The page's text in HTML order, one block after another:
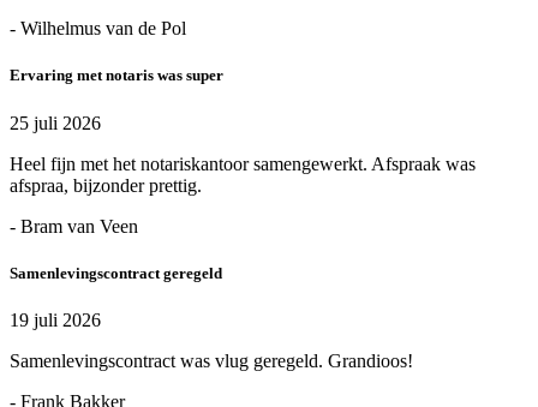
- Wilhelmus van de Pol
Ervaring met notaris was super
25 juli 2026
Heel fijn met het notariskantoor samengewerkt. Afspraak was
afspraa, bijzonder prettig.
- Bram van Veen
Samenlevingscontract geregeld
19 juli 2026
Samenlevingscontract was vlug geregeld. Grandioos!
- Frank Bakker